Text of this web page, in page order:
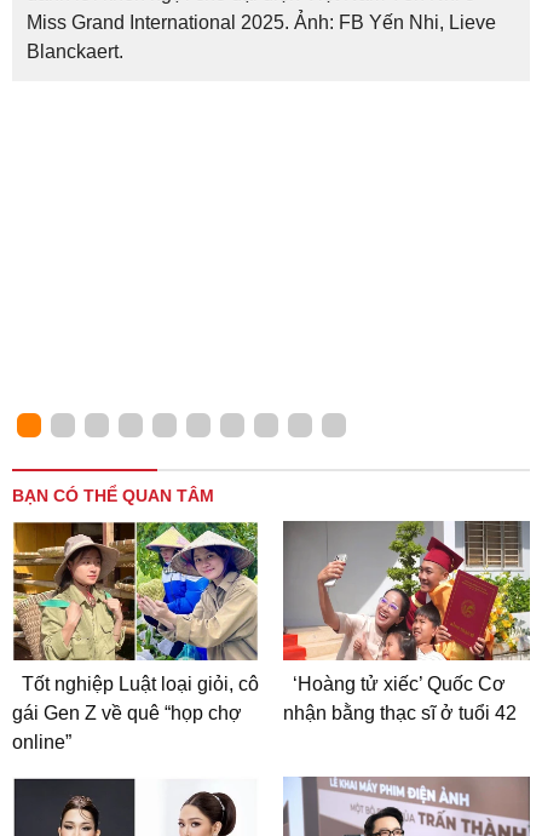
Miss Grand International 2025. Ảnh: FB Yến Nhi, Lieve
Blanckaert.
BẠN CÓ THỂ QUAN TÂM
Tốt nghiệp Luật loại giỏi, cô
gái Gen Z về quê “họp chợ
online”
‘Hoàng tử xiếc’ Quốc Cơ
nhận bằng thạc sĩ ở tuổi 42